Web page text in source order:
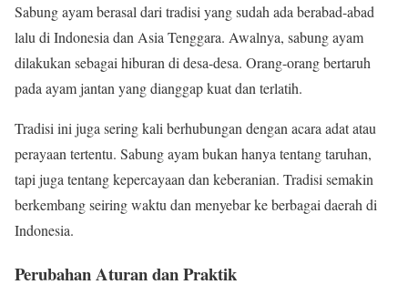
Sabung ayam berasal dari tradisi yang sudah ada berabad-abad
lalu di Indonesia dan Asia Tenggara. Awalnya, sabung ayam
dilakukan sebagai hiburan di desa-desa. Orang-orang bertaruh
pada ayam jantan yang dianggap kuat dan terlatih.
Tradisi ini juga sering kali berhubungan dengan acara adat atau
perayaan tertentu. Sabung ayam bukan hanya tentang taruhan,
tapi juga tentang kepercayaan dan keberanian. Tradisi semakin
berkembang seiring waktu dan menyebar ke berbagai daerah di
Indonesia.
Perubahan Aturan dan Praktik